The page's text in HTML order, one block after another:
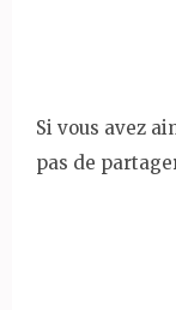
Si vous avez
pas de